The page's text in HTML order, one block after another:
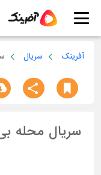
آفرینک سریال
سریال محله